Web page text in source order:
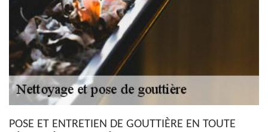
POSE ET ENTRETIEN DE GOUTTIÈRE EN TOUTE